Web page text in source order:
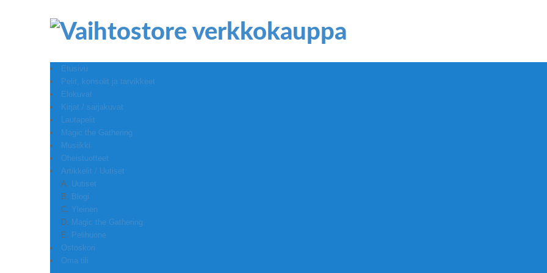
Etusivu
Pelit, konsolit ja tarvikkeet
Elokuvat
Kirjat / sarjakuvat
Lautapelit
Magic the Gathering
Musiikki
Oheistuotteet
Artikkelit / Uutiset
Uutiset
Blogi
Yleinen
Magic the Gathering
Pelihuone
Ostoskori
Oma tili